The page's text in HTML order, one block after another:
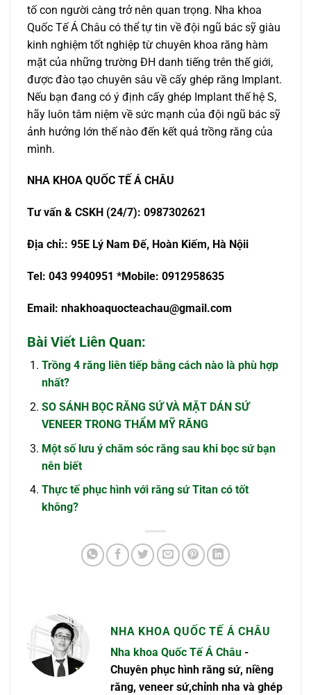
tố con người càng trở nên quan trọng. Nha khoa
Quốc Tế Á Châu có thể tự tin về đội ngũ bác sỹ giàu
kinh nghiệm tốt nghiệp từ chuyên khoa răng hàm
mặt của những trường ĐH danh tiếng trên thế giới,
được đào tạo chuyên sâu về cấy ghép răng Implant.
Nếu bạn đang có ý định cấy ghép Implant thế hệ S,
hãy luôn tâm niệm về sức mạnh của đội ngũ bác sỹ
ảnh hưởng lớn thế nào đến kết quả trồng răng của
mình.
NHA KHOA QUỐC TẾ Á CHÂU
Tưvấn & CSKH (24/7): 0987302621
Địa chỉ:: 95E Lý Nam Đế, Hoàn Kiếm, Hà Nộii
Tel: 043 9940951 *Mobile: 0912958635
Email: nhakhoaquocteachau@gmail.com
Bài Viết Liên Quan:
Trồng 4 răng liên tiếp bằng cách nào là phù hợp
nhất?
SO SÁNH BỌC RĂNG SỨ VÀ MẶT DÁN SỨ
VENEER TRONG THẨM MỸ RĂNG
Một số lưu ý chăm sóc răng sau khi bọc sứ bạn
nên biết
Thực tế phục hình với răng sứ Titan có tốt
không?
NHA KHOA QUỐC TẾ Á CHÂU
Nha khoa Quốc Tế Á Châu -
Chuyên phục hình răng sứ, niềng
răng, veneer sứ,chỉnh nha và ghép